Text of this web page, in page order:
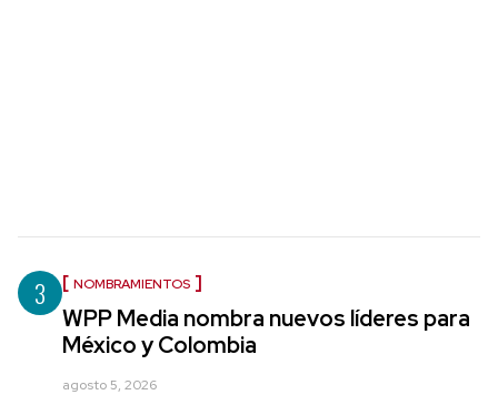
3 NOMBRAMIENTOS
WPP Media nombra nuevos líderes para
México y Colombia
agosto 5, 2026